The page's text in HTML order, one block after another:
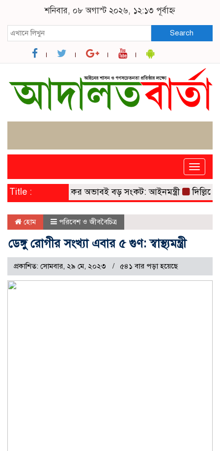
শনিবার, ০৮ অগাস্ট ২০২৬, ১২:১৩ পূর্বাহ্ন
Search
Toggle
Title : বিচারকের অভাবই বড় সংকট: আইনমন্ত্রী দিল্লিতে
হোম পরিবেশ ও জীববৈচিত্র
ডেঙ্গু রোগীর সংখ্যা এবার ৫ গুণ: স্বাস্থ্যমন্ত্রী
প্রকাশিত: সোমবার, ২৯ মে, ২০২৩ ৫৪১ বার পড়া হয়েছে